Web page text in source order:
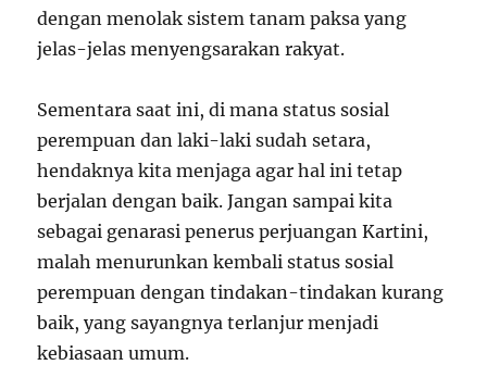
dengan menolak sistem tanam paksa yang
jelas-jelas menyengsarakan rakyat.
Sementara saat ini, di mana status sosial
perempuan dan laki-laki sudah setara,
hendaknya kita menjaga agar hal ini tetap
berjalan dengan baik. Jangan sampai kita
sebagai genarasi penerus perjuangan Kartini,
malah menurunkan kembali status sosial
perempuan dengan tindakan-tindakan kurang
baik, yang sayangnya terlanjur menjadi
kebiasaan umum.